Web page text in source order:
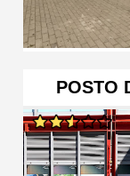
POSTO